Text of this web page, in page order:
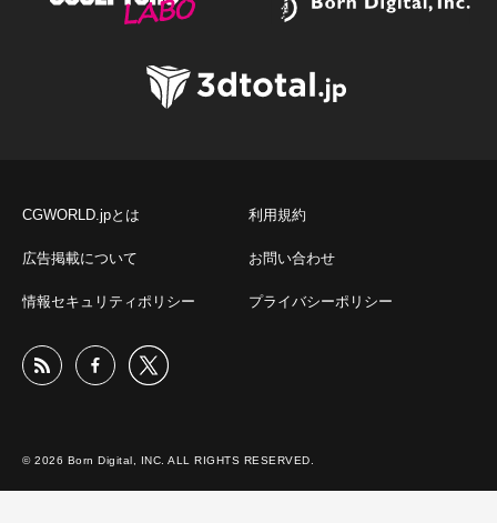
CGWORLD.jpとは 利用規約
広告掲載について お問い合わせ
情報セキュリティポリシー プライバシーポリシー
© 2026 Born Digital, INC. ALL RIGHTS RESERVED.